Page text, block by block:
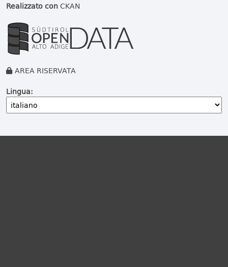
Realizzato conCKAN
AREA RISERVATA
Lingua